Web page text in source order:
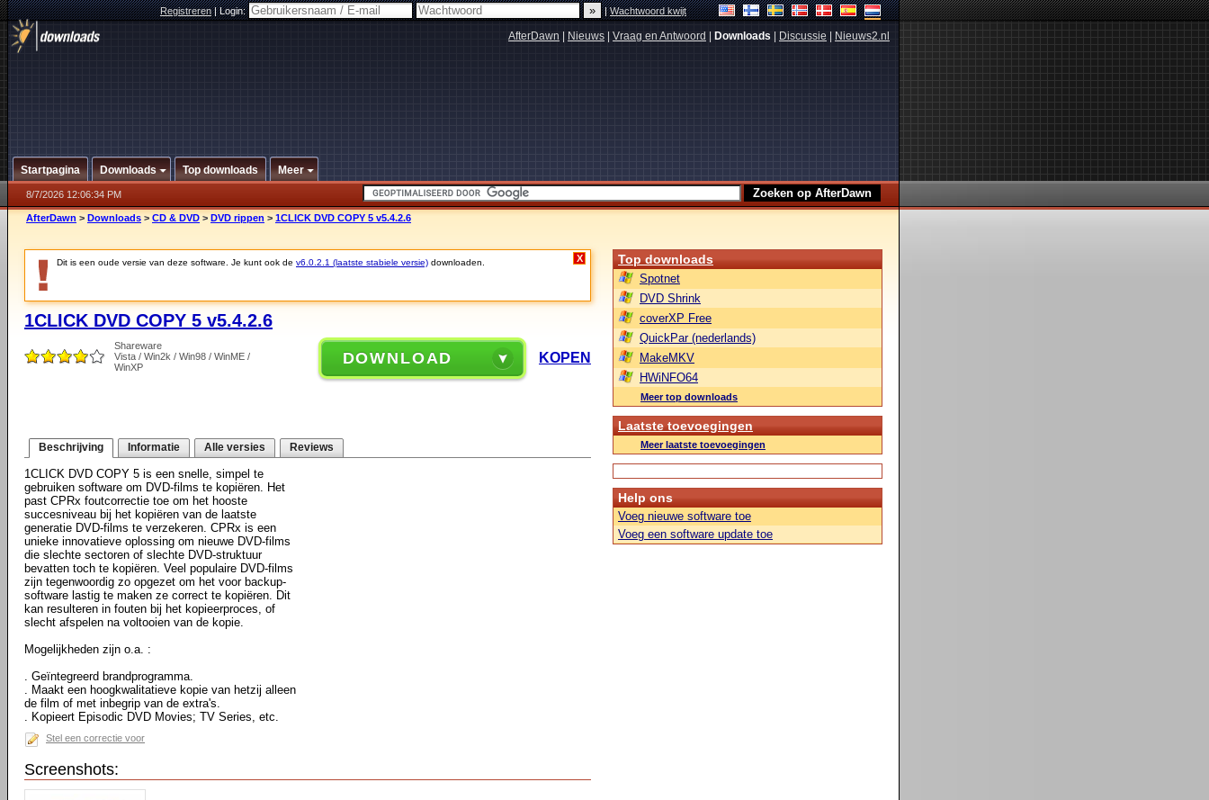
Registreren|Login: |Wachtwoord kwijt
AfterDawn Nieuws Vraag en Antwoord Downloads Discussie Nieuws2.nl
Startpagina Downloads Top downloads Meer
8/7/2026 12:06:34 PM
AfterDawn > Downloads > CD & DVD > DVD rippen > 1CLICK DVD COPY 5 v5.4.2.6
Dit is een oude versie van deze software. Je kunt ook de v6.0.2.1 (laatste stabiele versie) downloaden. X
1CLICK DVD COPY 5 v5.4.2.6
Shareware
Vista / Win2k / Win98 / WinME /
WinXP
DOWNLOAD KOPEN
Beschrijving Informatie Alle versies Reviews
1CLICK DVD COPY 5 is een snelle, simpel te
gebruiken software om DVD-films te kopiëren. Het
past CPRx foutcorrectie toe om het hooste
succesniveau bij het kopiëren van de laatste
generatie DVD-films te verzekeren. CPRx is een
unieke innovatieve oplossing om nieuwe DVD-films
die slechte sectoren of slechte DVD-struktuur
bevatten toch te kopiëren. Veel populaire DVD-films
zijn tegenwoordig zo opgezet om het voor backup-
software lastig te maken ze correct te kopiëren. Dit
kan resulteren in fouten bij het kopieerproces, of
slecht afspelen na voltooien van de kopie.
Mogelijkheden zijn o.a. :
. Geïntegreerd brandprogramma.
. Maakt een hoogkwalitatieve kopie van hetzij alleen
de film of met inbegrip van de extra's.
. Kopieert Episodic DVD Movies; TV Series, etc.
Stel een correctie voor
Screenshots:
Top downloads
Spotnet
DVD Shrink
coverXP Free
QuickPar (nederlands)
MakeMKV
HWiNFO64
Meer top downloads
Laatste toevoegingen
Meer laatste toevoegingen
Help ons
Voeg nieuwe software toe
Voeg een software update toe